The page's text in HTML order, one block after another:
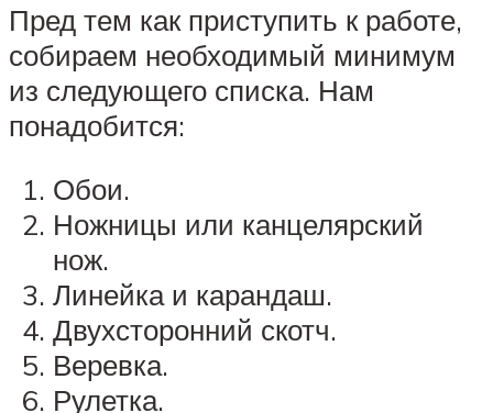
Пред тем как приступить к работе,
собираем необходимый минимум
из следующего списка. Нам
понадобится:
Обои.
Ножницы или канцелярский
нож.
Линейка и карандаш.
Двухсторонний скотч.
Веревка.
Рулетка.